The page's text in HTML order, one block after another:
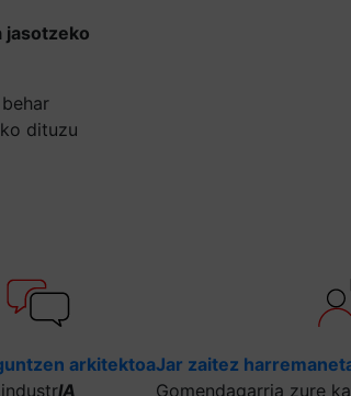
jasotzeko
dituzu
arkitektoa
industrIA
Jar zaitez
Gomendagarria zure